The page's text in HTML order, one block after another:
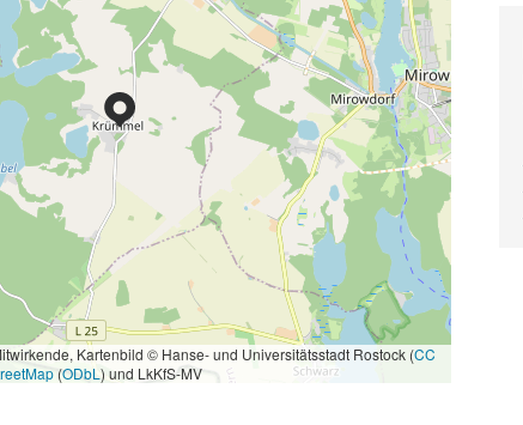
Kartenbild © Hanse- und Universitätsstadt Rostock (CC
(ODbL ) und LkKfS-MV